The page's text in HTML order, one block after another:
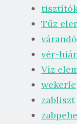
Tűz
vér-
Víz
wekerle
zabliszt